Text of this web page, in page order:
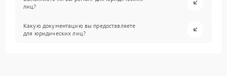
лиц?
Какую документацию вы предоставляете
для юридических лиц?